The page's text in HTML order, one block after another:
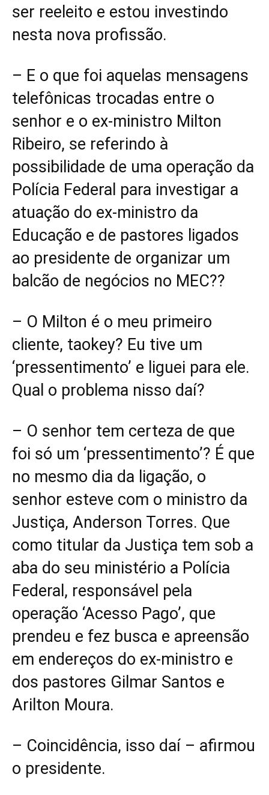
ser reeleito e estou investindo
nesta nova profissão.
– E o que foi aquelas mensagens
telefônicas trocadas entre o
senhor e o ex-ministro Milton
Ribeiro, se referindo à
possibilidade de uma operação da
Polícia Federal para investigar a
atuação do ex-ministro da
Educação e de pastores ligados
ao presidente de organizar um
balcão de negócios no MEC??
– O Milton é o meu primeiro
cliente, taokey? Eu tive um
‘pressentimento’ e liguei para ele.
Qual o problema nisso daí?
– O senhor tem certeza de que
foi só um ‘pressentimento’? É que
no mesmo dia da ligação, o
senhor esteve com o ministro da
Justiça, Anderson Torres. Que
como titular da Justiça tem sob a
aba do seu ministério a Polícia
Federal, responsável pela
operação ‘Acesso Pago’, que
prendeu e fez busca e apreensão
em endereços do ex-ministro e
dos pastores Gilmar Santos e
Arilton Moura.
– Coincidência, isso daí – afirmou
o presidente.